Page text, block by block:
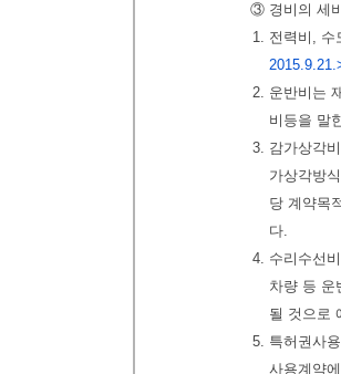
③ 경비의 세
1. 전력비, 수
2. 운반비는
비등을 말
3. 감가상각
가상각방
당 계약목
다.
4. 수리수선
차량 등 운
될 것으로
5. 특허권사
사용계약